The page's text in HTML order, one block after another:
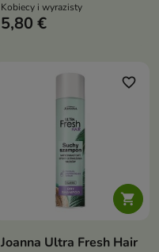
Kobiecy i wyrazisty
5,80 €

favorite_border
Joanna Ultra Fresh Hair